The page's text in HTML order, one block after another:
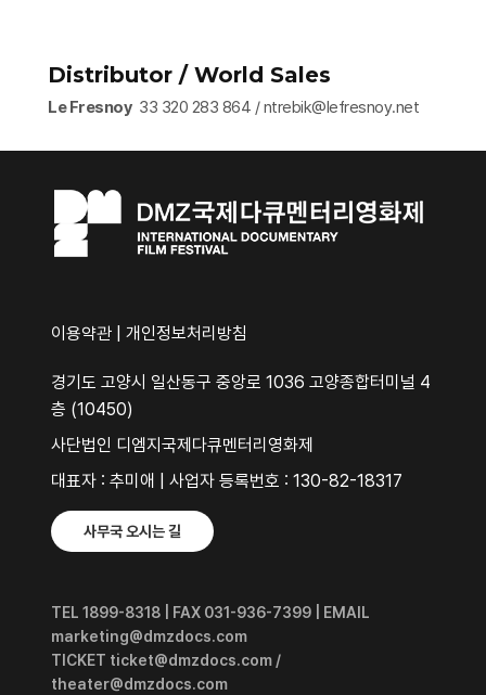
Distributor / World Sales
Le Fresnoy33 320 283 864 / ntrebik@lefresnoy.net
이용약관 개인정보처리방침
경기도 고양시 일산동구 중앙로 1036 고양종합터미널 4
층 (10450)
사단법인 디엠지국제다큐멘터리영화제
대표자 : 추미애 | 사업자 등록번호 : 130-82-18317
사무국 오시는 길
TEL 1899-8318 | FAX 031-936-7399 | EMAIL
marketing@dmzdocs.com
TICKET ticket@dmzdocs.com /
theater@dmzdocs.com